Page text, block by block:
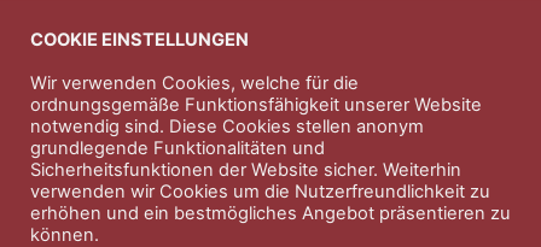
Professioneller Rundumschutz seit über 30 Jahren.
Impressum Nutzungsbedingungen
Datenschutzerklärung Therapeutenkatalog Über uns
COOKIE EINSTELLUNGEN
Wir verwenden Cookies, welche für die
ordnungsgemäße Funktionsfähigkeit unserer Website
notwendig sind. Diese Cookies stellen anonym
grundlegende Funktionalitäten und
Sicherheitsfunktionen der Website sicher. Weiterhin
verwenden wir Cookies um die Nutzerfreundlichkeit zu
erhöhen und ein bestmögliches Angebot präsentieren zu
können.